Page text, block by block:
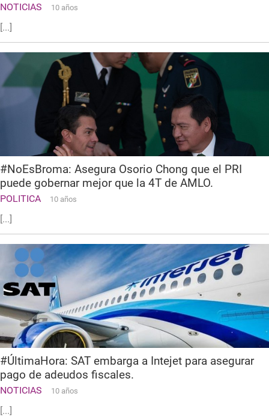
NOTICIAS 10 años
[...]
#NoEsBroma: Asegura Osorio Chong que el PRI
puede gobernar mejor que la 4T de AMLO.
POLITICA 10 años
[...]
#ÚltimaHora: SAT embarga a Intejet para asegurar
pago de adeudos fiscales.
NOTICIAS 10 años
[...]